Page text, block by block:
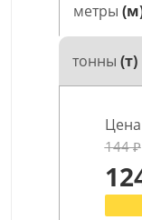
метры
тонны (т)
144₽